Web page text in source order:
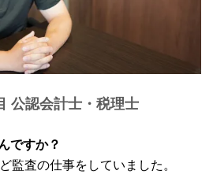
公認会計士・税理士
ですか？
監査の仕事をしていました。